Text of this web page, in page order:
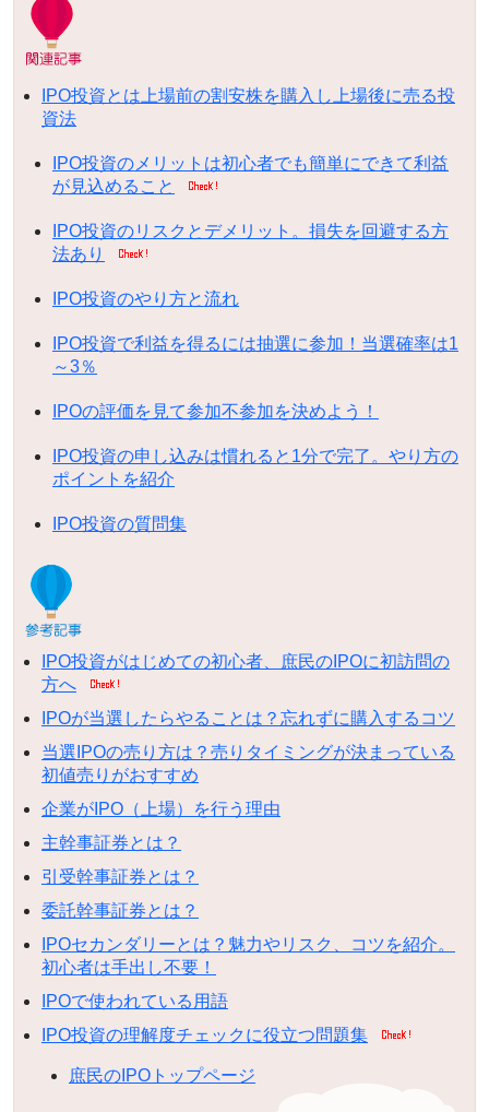
IPO投資とは上場前の割安株を購入し上場後に売る投
資法
IPO投資のメリットは初心者でも簡単にできて利益
が見込めること
IPO投資のリスクとデメリット。損失を回避する方
法あり
IPO投資のやり方と流れ
IPO投資で利益を得るには抽選に参加！当選確率は1
～3％
IPOの評価を見て参加不参加を決めよう！
IPO投資の申し込みは慣れると1分で完了。やり方の
ポイントを紹介
IPO投資の質問集
IPO投資がはじめての初心者、庶民のIPOに初訪問の
方へ
IPOが当選したらやることは？忘れずに購入するコツ
当選IPOの売り方は？売りタイミングが決まっている
初値売りがおすすめ
企業がIPO（上場）を行う理由
主幹事証券とは？
引受幹事証券とは？
委託幹事証券とは？
IPOセカンダリーとは？魅力やリスク、コツを紹介。
初心者は手出し不要！
IPOで使われている用語
IPO投資の理解度チェックに役立つ問題集
庶民のIPOトップページ